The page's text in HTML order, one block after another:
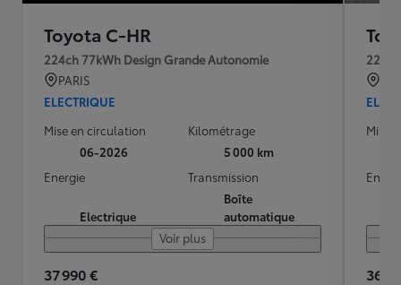
Toyota C-HR
224ch 77kWh Design Grande Autonomie
PARIS
ELECTRIQUE
Mise en circulation
06-2026
Kilométrage
5 000 km
Energie
Electrique
Transmission
Boîte
automatique
Voir plus
37 990 €
Mise
36